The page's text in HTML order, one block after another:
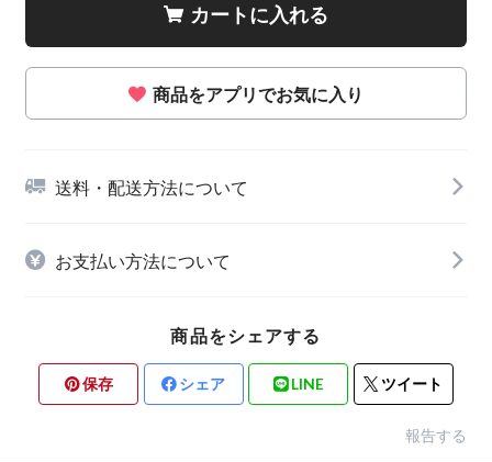
カートに入れる
商品をアプリでお気に入り
送料・配送方法について
お支払い方法について
商品をシェアする
保存 シェア LINE ツイート
報告する